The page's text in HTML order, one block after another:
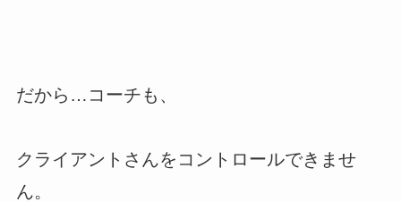
だから…コーチも、
クライアントさんをコントロールできませ
ん。